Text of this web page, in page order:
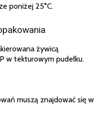
poniżej 25°C.
żywicą
w tekturowym pudełku.
muszą znajdować się w